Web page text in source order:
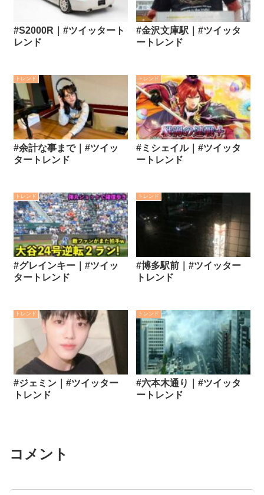
#S2000R｜#ツイッタート
レンド
#金沢文庫駅｜#ツイッタ
ートレンド
トレンド
#余計な事まで｜#ツイッ
タートレンド
トレンド
#ミシェイル｜#ツイッタ
ートレンド
トレンド
#グレインキー｜#ツイッ
タートレンド
トレンド
#博多駅前｜#ツイッター
トレンド
トレンド
#ジェミン｜#ツイッター
トレンド
トレンド
#六本木通り｜#ツイッタ
ートレンド
コメント